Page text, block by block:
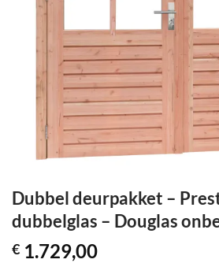
Dubbel deurpakket –
dubbelglas – Douglas
€ 1.729,00